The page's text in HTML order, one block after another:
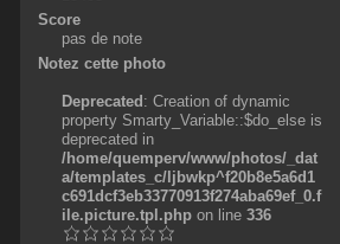
Score
pas de note
Notez cette photo
Deprecated: Creation of dynamic
property Smarty_Variable::$do_else is
deprecated in
/home/quemperv/www/photos/_dat
a/templates_c/ljbwkp^f20b8e5a6d1
c691dcf3eb33770913f274aba69ef_0.f
ile.picture.tpl.phpon line 336